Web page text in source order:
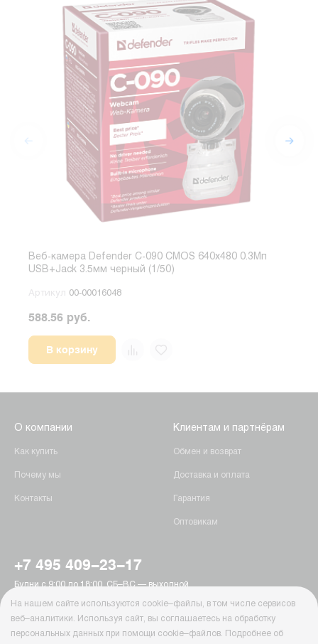
Веб-камера Defender C-090 CMOS 640x480 0.3Мп
USB+Jack 3.5мм черный (1/50)
Артикул 00-00016048
588.56 руб.
В корзину
О компании
Как купить
Почему мы
Контакты
Клиентам и партнёрам
Обмен и возврат
Доставка и оплата
Гарантия
Оптовикам
+7 495 409-23-17
Будни с 9:00 до 18:00, СБ–ВС — выходной
г. Москва, Пятницкое шоссе, 15
info@ab-batteries.ru
На нашем сайте используются cookie–файлы, в том числе сервисов
веб–аналитики. Используя сайт, вы соглашаетесь на обработку
персональных данных при помощи cookie–файлов. Подробнее об